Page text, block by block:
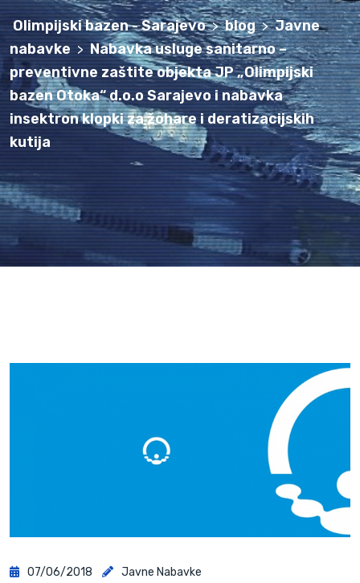
Olimpijski bazen - Sarajevo > blog > Javne
nabavke > Nabavka usluge sanitarno –
preventivne zaštite objekta JP „Olimpijski
bazen Otoka“ d.o.o Sarajevo i nabavka
insektron klopki za žohare i deratizacijskih
kutija
07/06/2018 Javne Nabavke